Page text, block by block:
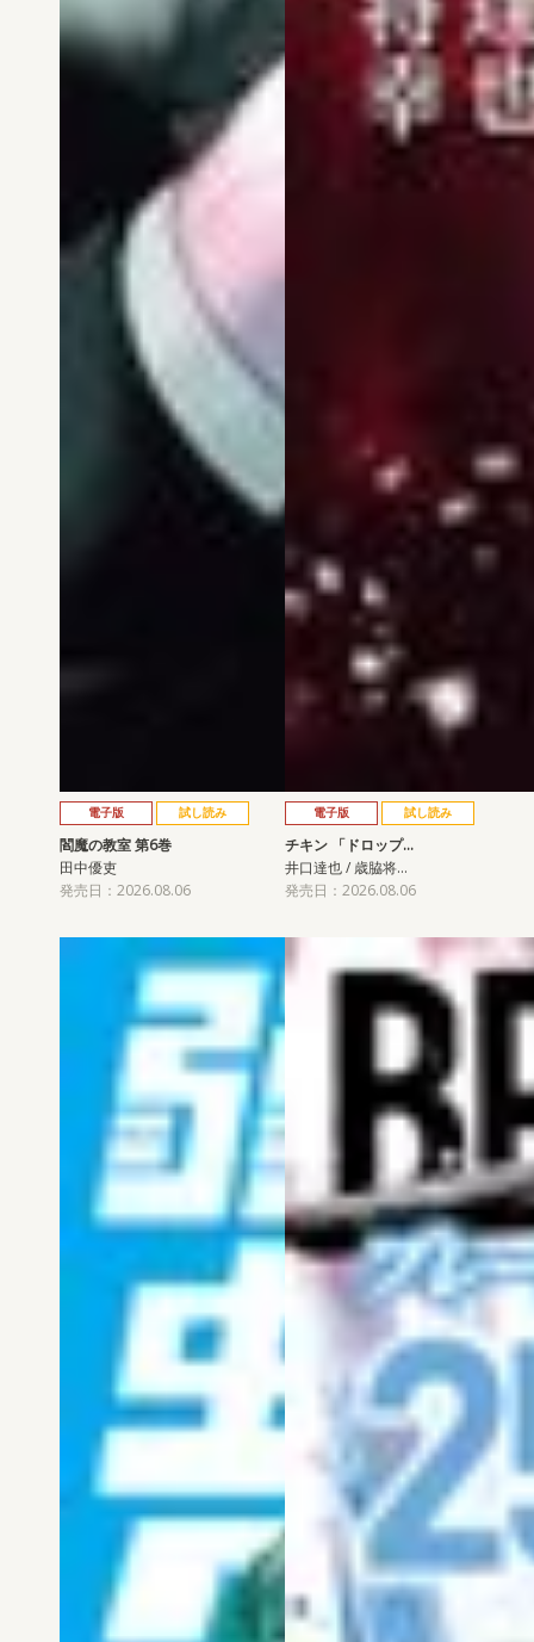
電子版 試し読み
閻魔の教室 第6巻
田中優吏
発売日：2026.08.06
電子版 試し読み
チキン 「ドロップ…
井口達也 / 歳脇将…
発売日：2026.08.06